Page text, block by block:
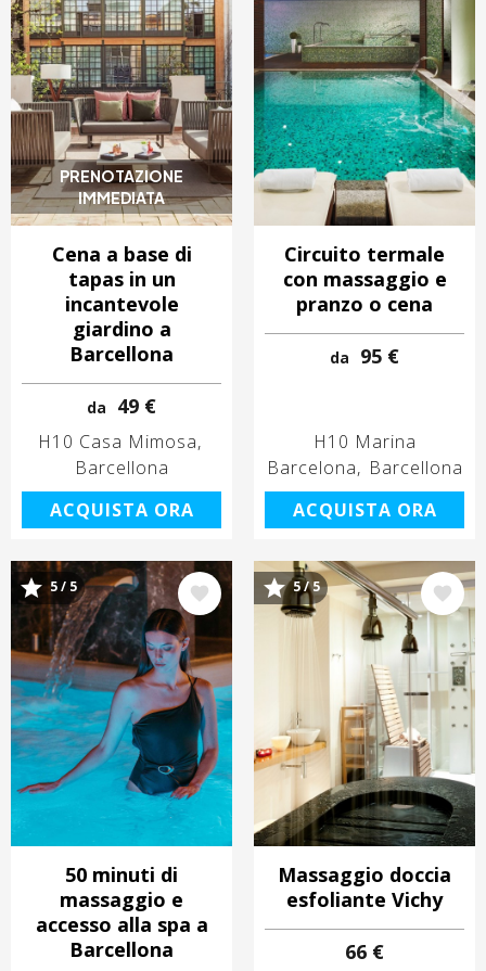
PRENOTAZIONE
IMMEDIATA
Cena a base di
tapas in un
incantevole
giardino a
Barcellona
da 49 €
H10 Casa Mimosa
Barcellona
ACQUISTA ORA
Circuito termale
con massaggio e
pranzo o cena
da 95 €
H10 Marina
Barcelona
Barcellona
ACQUISTA ORA
Immagine
5 / 5
50 minuti di
massaggio e
accesso alla spa a
Barcellona
Immagine
5 / 5
Massaggio doccia
esfoliante Vichy
66 €